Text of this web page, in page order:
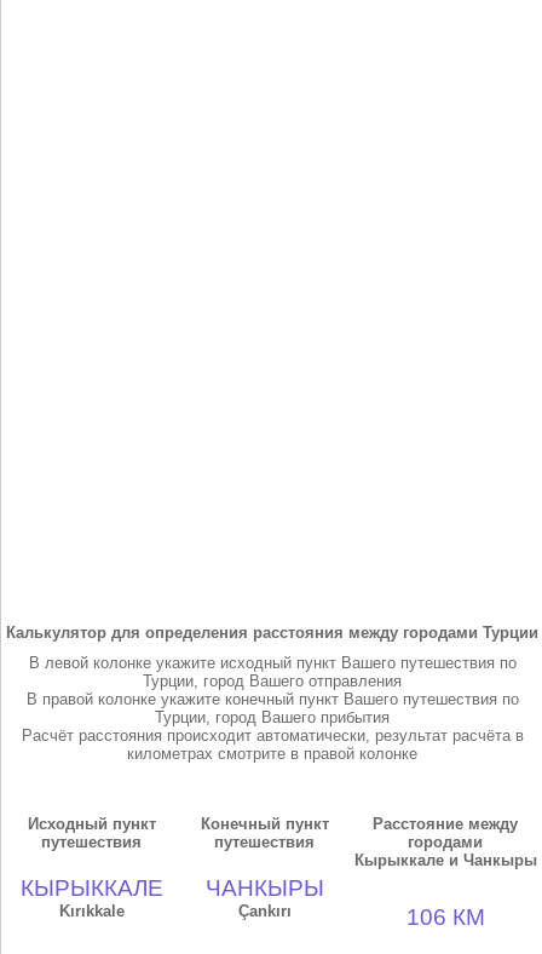
Калькулятор для определения расстояния между городами Турции
В левой колонке укажите исходный пункт Вашего путешествия по
Турции, город Вашего отправления
В правой колонке укажите конечный пункт Вашего путешествия по
Турции, город Вашего прибытия
Расчёт расстояния происходит автоматически, результат расчёта в
километрах смотрите в правой колонке
Исходный пункт
путешествия
КЫРЫККАЛЕ
Kırıkkale
Конечный пункт
путешествия
ЧАНКЫРЫ
Çankırı
Расстояние между
городами
Кырыккале и Чанкыры
106 КМ